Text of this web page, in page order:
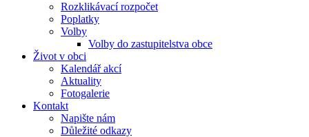
Rozklikávací rozpočet
Poplatky
Volby
Volby do zastupitelstva obce
Život v obci
Kalendář akcí
Aktuality
Fotogalerie
Kontakt
Napište nám
Důležité odkazy